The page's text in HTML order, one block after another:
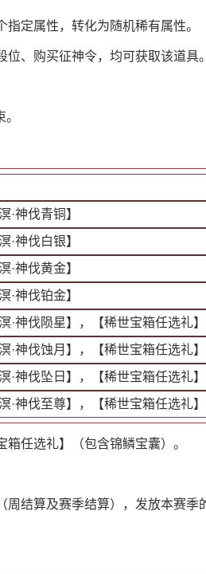
定属性，转化为随机稀有属性。
、购买征神令，均可获取该道具。
·神伐青铜】
·神伐白银】
·神伐黄金】
·神伐铂金】
·神伐陨星】，【稀世宝箱任选礼
·神伐蚀月】，【稀世宝箱任选礼
·神伐坠日】，【稀世宝箱任选礼
·神伐至尊】，【稀世宝箱任选礼
任选礼】（包含锦鳞宝囊）。
结算及赛季结算），发放本赛